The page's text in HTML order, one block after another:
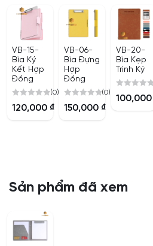
VB-15-
Bìa Ký
Kết Hợp
Đồng
0
(0)
120,000 ₫
VB-06-
Bìa Đựng
Hợp
Đồng
0
(0)
150,000 ₫
VB-20-
Bìa Kẹp
Trình Ký
0
100,000
Sản phẩm đã xem